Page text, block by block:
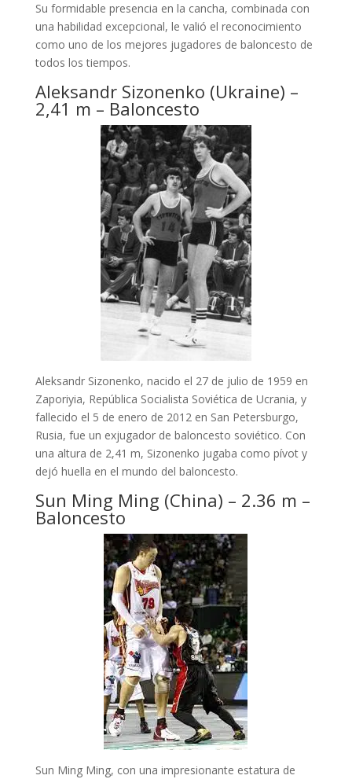
Su formidable presencia en la cancha, combinada con
una habilidad excepcional, le valió el reconocimiento
como uno de los mejores jugadores de baloncesto de
todos los tiempos.
Aleksandr Sizonenko (Ukraine) –
2,41 m – Baloncesto
Aleksandr Sizonenko, nacido el 27 de julio de 1959 en
Zaporiyia, República Socialista Soviética de Ucrania, y
fallecido el 5 de enero de 2012 en San Petersburgo,
Rusia, fue un exjugador de baloncesto soviético. Con
una altura de 2,41 m, Sizonenko jugaba como pívot y
dejó huella en el mundo del baloncesto.
Sun Ming Ming (China) – 2.36 m –
Baloncesto
Sun Ming Ming, con una impresionante estatura de